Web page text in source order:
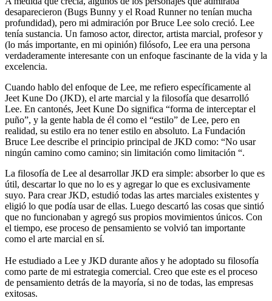
desaparecieron (Bugs Bunny y el Road Runner no tenían mucha
profundidad), pero mi admiración por Bruce Lee solo creció. Lee
tenía sustancia. Un famoso actor, director, artista marcial, profesor y
(lo más importante, en mi opinión) filósofo, Lee era una persona
verdaderamente interesante con un enfoque fascinante de la vida y la
excelencia.
Cuando hablo del enfoque de Lee, me refiero específicamente al
Jeet Kune Do (JKD), el arte marcial y la filosofía que desarrolló
Lee. En cantonés, Jeet Kune Do significa “forma de interceptar el
puño”, y la gente habla de él como el “estilo” de Lee, pero en
realidad, su estilo era no tener estilo en absoluto. La Fundación
Bruce Lee describe el principio principal de JKD como: “No usar
ningún camino como camino; sin limitación como limitación “.
La filosofía de Lee al desarrollar JKD era simple: absorber lo que es
útil, descartar lo que no lo es y agregar lo que es exclusivamente
suyo. Para crear JKD, estudió todas las artes marciales existentes y
eligió lo que podía usar de ellas. Luego descartó las cosas que sintió
que no funcionaban y agregó sus propios movimientos únicos. Con
el tiempo, ese proceso de pensamiento se volvió tan importante
como el arte marcial en sí.
He estudiado a Lee y JKD durante años y he adoptado su filosofía
como parte de mi estrategia comercial. Creo que este es el proceso
de pensamiento detrás de la mayoría, si no de todas, las empresas
exitosas.